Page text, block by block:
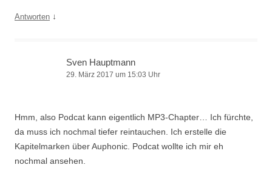
Antworten ↓
Sven Hauptmann
29. März 2017 um 15:03 Uhr
Hmm, also Podcat kann eigentlich MP3-Chapter… Ich fürchte,
da muss ich nochmal tiefer reintauchen. Ich erstelle die
Kapitelmarken über Auphonic. Podcat wollte ich mir eh
nochmal ansehen.